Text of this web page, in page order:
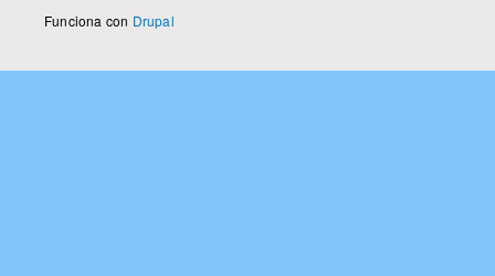
Funciona con Drupal